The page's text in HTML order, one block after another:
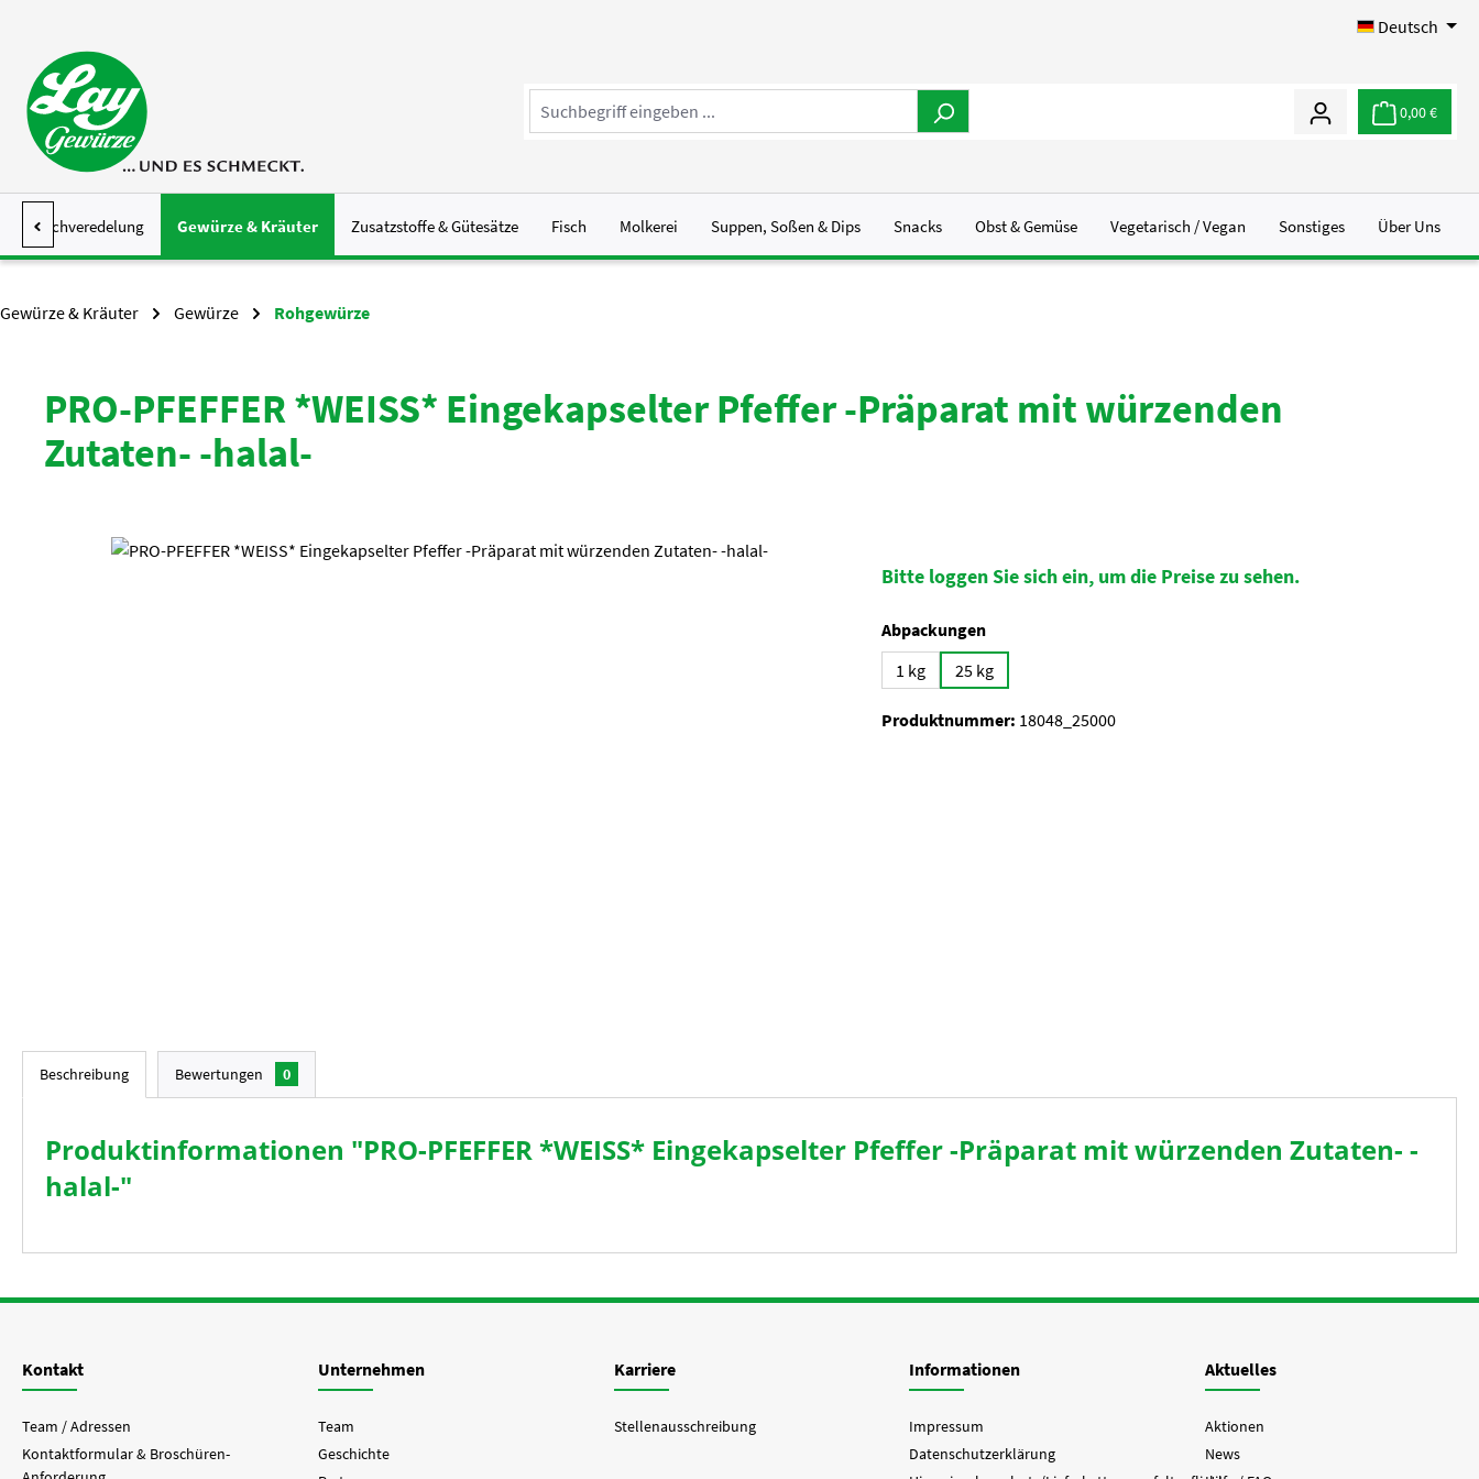
Deutsch
0,00 €
Fleischveredelung Gewürze & Kräuter Zusatzstoffe & Gütesätze Fisch Molkerei Suppen, Soßen & Dips Snacks Obst & Gemüse Vegetarisch / Vegan Sonstiges Über Uns
Gewürze & Kräuter Gewürze Rohgewürze
PRO-PFEFFER *WEISS* Eingekapselter Pfeffer -Präparat mit würzenden
Zutaten- -halal-
Bildergalerie überspringen
Bitte loggen Sie sich ein, um die Preise zu sehen.
Abpackungenauswählen
1 kg
25 kg
Produktnummer: 18048_25000
Beschreibung Bewertungen 0
Produktinformationen "PRO-PFEFFER *WEISS* Eingekapselter Pfeffer -Präparat mit würzenden Zutaten- -
halal-"
Kontakt
Team / Adressen
Kontaktformular & Broschüren-
Unternehmen
Team
Geschichte
Karriere
Stellenausschreibung
Informationen
Impressum
Datenschutzerklärung
Aktuelles
Aktionen
News